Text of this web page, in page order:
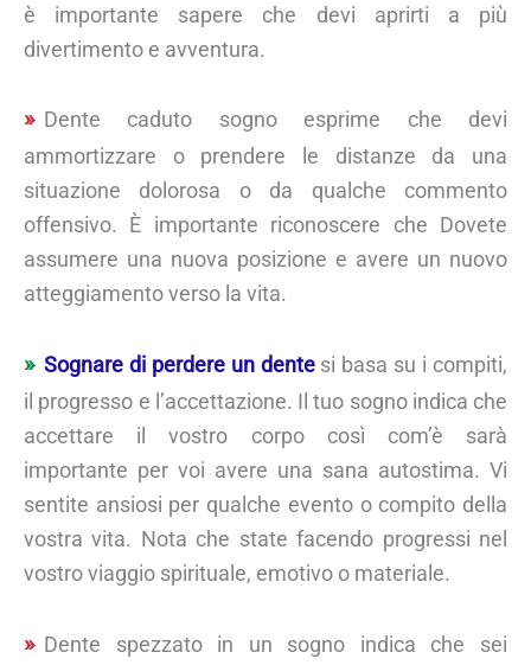
è importante sapere che devi aprirti a più
divertimento e avventura.
Dente caduto sogno esprime che devi
ammortizzare o prendere le distanze da una
situazione dolorosa o da qualche commento
offensivo. È importante riconoscere che Dovete
assumere una nuova posizione e avere un nuovo
atteggiamento verso la vita.
Sognare di perdere un dentesi basa su i compiti,
il progresso e l’accettazione. Il tuo sogno indica che
accettare il vostro corpo così com’è sarà
importante per voi avere una sana autostima. Vi
sentite ansiosi per qualche evento o compito della
vostra vita. Nota che state facendo progressi nel
vostro viaggio spirituale, emotivo o materiale.
Dente spezzato in un sogno indica che sei